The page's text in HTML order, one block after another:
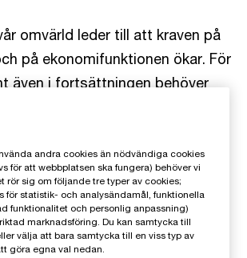
omvärld leder till att kraven på
på ekonomifunktionen ökar. För
även i fortsättningen behöver
utvecklas och bli effektivare.
skapa trovärdighet både på
internt, men även vara ett stöd
i att styra företaget i rätt
hantera faktorer som är
framgång.
andra cookies än nödvändiga cookies
för att webbplatsen ska fungera) behöver vi
rör sig om följande tre typer av cookies;
för statistik- och analysändamål, funktionella
funktionalitet och personlig anpassning)
marknadsföring. Du kan samtycka till
välja att bara samtycka till en viss typ av
göra egna val nedan.